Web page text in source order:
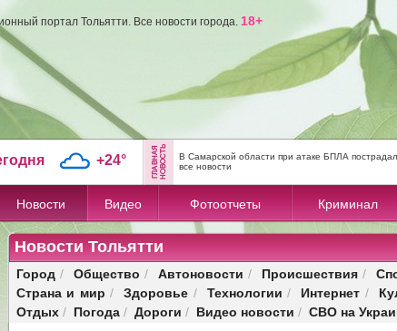
портал Тольятти. Все новости города. 18+
+24°
В Самарской области при атаке БПЛА
все новости
Новости Видео Фотоотчеты Криминал
Новости Тольятти
Город / Общество / Автоновости / Происшествия /
Страна и мир / Здоровье / Технологии / Интернет /
Отдых / Погода / Дороги / Видео новости / СВО на